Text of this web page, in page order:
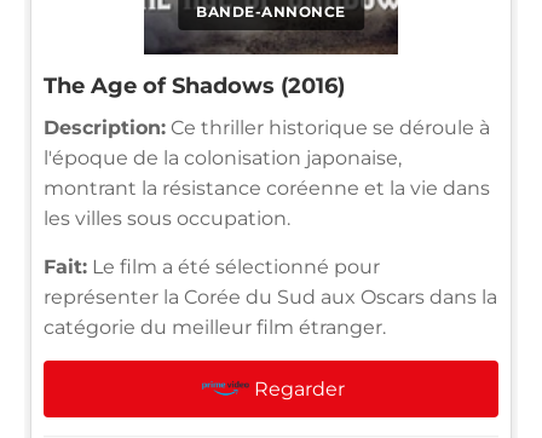
BANDE-ANNONCE
The Age of Shadows (2016)
Description: Ce thriller historique se déroule à
l'époque de la colonisation japonaise,
montrant la résistance coréenne et la vie dans
les villes sous occupation.
Fait: Le film a été sélectionné pour
représenter la Corée du Sud aux Oscars dans la
catégorie du meilleur film étranger.
Regarder